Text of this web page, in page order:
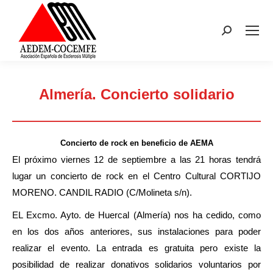
Buscar:
Almería. Concierto solidario
Concierto de rock en beneficio de AEMA
El próximo viernes 12 de septiembre a las 21 horas tendrá
lugar un concierto de rock en el Centro Cultural CORTIJO
MORENO. CANDIL RADIO (C/Molineta s/n).
EL Excmo. Ayto. de Huercal (Almería) nos ha cedido, como
en los dos años anteriores, sus instalaciones para poder
realizar el evento. La entrada es gratuita pero existe la
posibilidad de realizar donativos solidarios voluntarios por